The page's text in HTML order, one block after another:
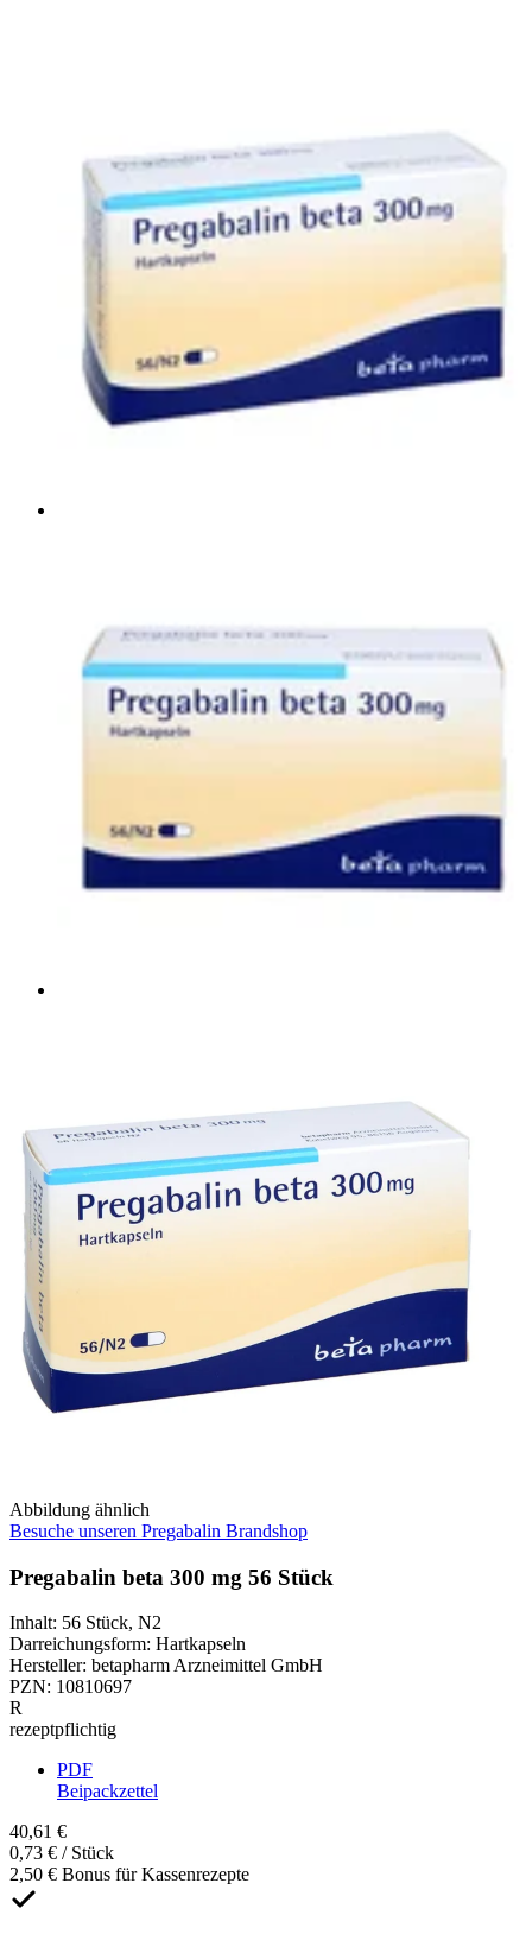
Abbildung ähnlich
Besuche unseren Pregabalin Brandshop
Pregabalin beta 300 mg 56 Stück
Inhalt: 56 Stück, N2
Darreichungsform: Hartkapseln
Hersteller: betapharm Arzneimittel GmbH
PZN: 10810697
R
rezeptpflichtig
PDF
Beipackzettel
40,61 €
0,73 € / Stück
2,50 € Bonus für Kassenrezepte